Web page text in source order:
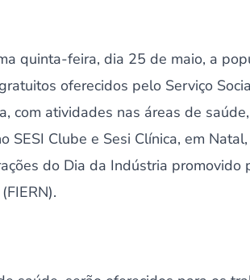
quinta-feira, dia 25 de maio, a
oferecidos pelo Serviço
com atividades nas áreas de
SESI Clube e Sesi Clínica, em
do Dia da Indústria